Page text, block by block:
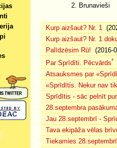
2. Brunavieši
Kurp aizšaut? Nr. 1
Kurp aizšaut? Nr. 1
Palīdzēsim Rū! (2016-
Par Sprīdīti. Pēcvārds*
Atsauksmes par
«Sprīdītis. Nekur nav
Sprīdītis - sāc pelnīt
28.septembra
Jau 28.septembrī -
Tava ekipāža vēlas
Tiekamies